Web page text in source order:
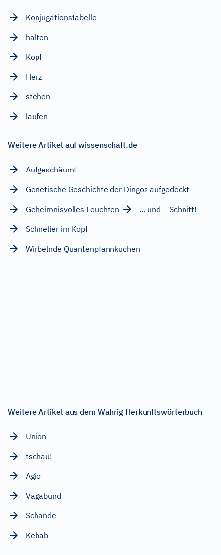
Konjugationstabelle
halten
Kopf
Herz
stehen
laufen
Weitere Artikel auf wissenschaft.de
Aufgeschäumt
Genetische Geschichte der Dingos aufgedeckt
Geheimnisvolles Leuchten
… und – Schnitt!
Schneller im Kopf
Wirbelnde Quantenpfannkuchen
Weitere Artikel aus dem Wahrig Herkunftswörterbuch
Union
tschau!
Agio
Vagabund
Schande
Kebab